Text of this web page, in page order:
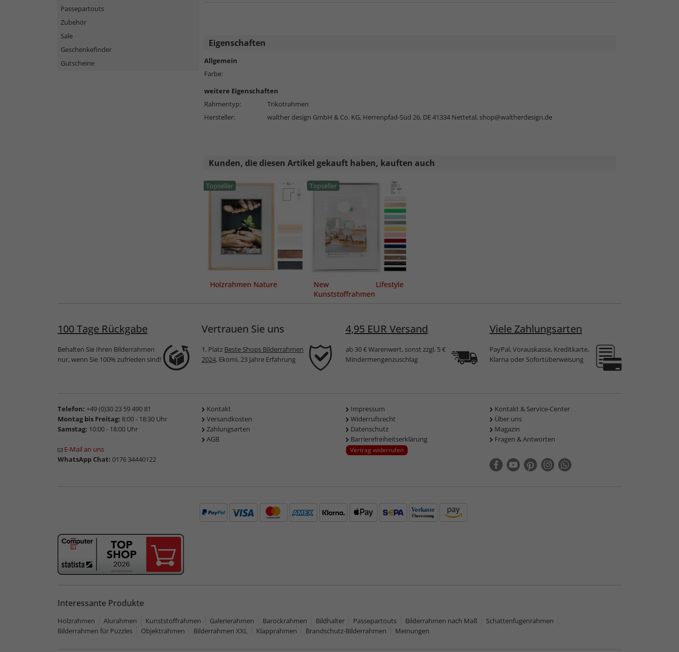
Eigenschaften
Allgemein
Farbe:
weitere Eigenschaften
Rahmentyp:
Trikotrahmen
Hersteller:
walther design GmbH & Co. KG, Herrenpfad-Süd 26, DE 41334 Nettetal, shop@waltherdesign.de
Kunden, die diesen Artikel gekauft haben, kauften auch
Topseller
Holzrahmen Nature
Topseller
New Lifestyle
Kunststoffrahmen
Passepartouts
Zubehör
Sale
Geschenkefinder
Gutscheine
100 Tage Rückgabe
Behalten Sie Ihren Bilderrahmen
nur, wenn Sie 100% zufrieden sind!
Vertrauen Sie uns
1. Platz Beste Shops Bilderrahmen
2024, Ekomi, 23 Jahre Erfahrung
4,95 EUR Versand
ab 30 € Warenwert, sonst zzgl. 5 €
Mindermengenzuschlag
Viele Zahlungsarten
PayPal, Vorauskasse, Kreditkarte,
Klarna oder Sofortüberweisung
Telefon: +49 (0)30 23 59 490 81
Montag bis Freitag: 8:00 - 18:30 Uhr
Samstag: 10:00 - 18:00 Uhr
E-Mail an uns
WhatsApp Chat: 0176 34440122
Kontakt
Versandkosten
Zahlungsarten
AGB
Impressum
Widerrufsrecht
Datenschutz
Barrierefreiheitserklärung
Vertrag widerrufen
Kontakt & Service-Center
Über uns
Magazin
Fragen & Antworten
Interessante Produkte
Holzrahmen Alurahmen Kunststoffrahmen Galerierahmen Barockrahmen Bildhalter Passepartouts Bilderrahmen nach Maß
Schattenfugenrahmen
Bilderrahmen für Puzzles
Objektrahmen Bilderrahmen XXL Klapprahmen Brandschutz-Bilderrahmen Meinungen